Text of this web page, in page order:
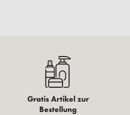
Gratis Artikel zur
Bestellung